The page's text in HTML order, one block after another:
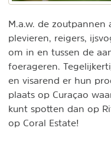
M.a.w. de
plevieren, reigers,
om in en tussen de
foerageren.
en visarend er hun
plaats op Curaçao
kunt spotten dan op
op Coral Estate!